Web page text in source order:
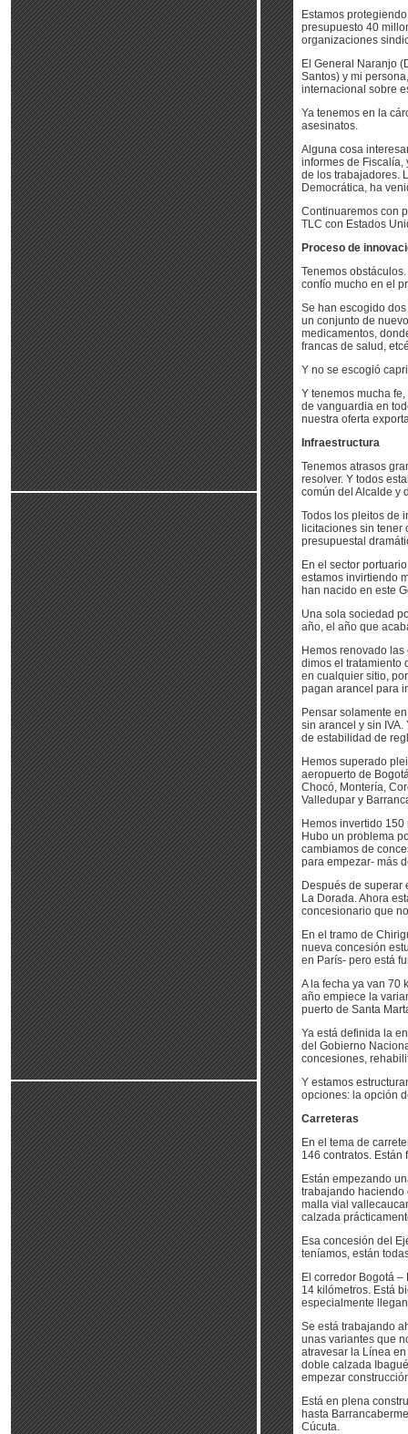
Estamos
presupuesto 40
organizaciones
El General Naranjo
Santos) y mi
internacional sobre
Ya tenemos en la
asesinatos.
Alguna cosa
informes de
de los trabajadores.
Democrática, ha
Continuaremos con
TLC con Estados
Proceso de
Tenemos
confío mucho en el
Se han escogido
un conjunto de
medicamentos,
francas de salud,
Y no se escogió
Y tenemos mucha
de vanguardia en
nuestra oferta
Infraestructura
Tenemos atrasos
resolver. Y todos
común del Alcalde y
Todos los pleitos de
licitaciones sin
presupuestal
En el sector
estamos invirtiendo
han nacido en este
Una sola sociedad
año, el año que
Hemos renovado
dimos el tratamiento
en cualquier sitio,
pagan arancel para
Pensar solamente
sin arancel y sin
de estabilidad de
Hemos superado
aeropuerto de
Chocó, Montería,
Valledupar y
Hemos invertido
Hubo un problema
cambiamos de
para empezar- más
Después de superar
La Dorada. Ahora
concesionario que
En el tramo de
nueva concesión
en París- pero está
A la fecha ya van 70
año empiece la
puerto de Santa
Ya está definida la
del Gobierno
concesiones,
Y estamos
opciones: la opción
Carreteras
En el tema de
146 contratos.
Están empezando
trabajando haciendo
malla vial
calzada
Esa concesión del
teníamos, están
El corredor Bogotá
14 kilómetros. Está
especialmente
Se está trabajando
unas variantes que
atravesar la Línea
doble calzada
empezar
Está en plena
hasta
Cúcuta.